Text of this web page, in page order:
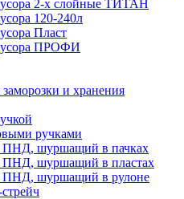
2-х слойные ТИТАН
120-240л
Пласт
ПРОФИ
и хранения
ручками
ПНД, шуршащий в пачках
ПНД, шуршащий в пластах
ПНД, шуршащий в рулоне